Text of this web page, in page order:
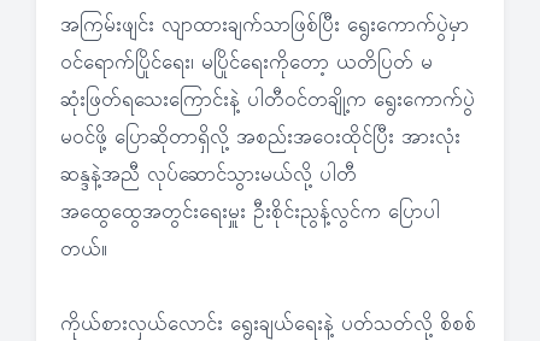
အကြမ်းဖျင်း လျာထားချက်သာဖြစ်ပြီး ရွေးကောက်ပွဲမှာ
ဝင်ရောက်ပြိုင်ရေး၊ မပြိုင်ရေးကိုတော့ ယတိပြတ် မ
ဆုံးဖြတ်ရသေးကြောင်းနဲ့ ပါတီဝင်တချို့က ရွေးကောက်ပွဲ
မဝင်ဖို့ ပြောဆိုတာရှိလို့ အစည်းအဝေးထိုင်ပြီး အားလုံး
ဆန္ဒနဲ့အညီ လုပ်ဆောင်သွားမယ်လို့ ပါတီ
အထွေထွေအတွင်းရေးမှူး ဦးစိုင်းညွန့်လွင်က ပြောပါ
တယ်။
ကိုယ်စားလှယ်လောင်း ရွေးချယ်ရေးနဲ့ ပတ်သတ်လို့ စိစစ်